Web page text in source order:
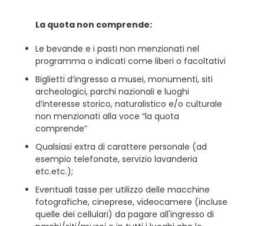
La quota non comprende:
Le bevande e i pasti non menzionati nel
programma o indicati come liberi o facoltativi
Biglietti d’ingresso a musei, monumenti, siti
archeologici, parchi nazionali e luoghi
d’interesse storico, naturalistico e/o culturale
non menzionati alla voce “la quota
comprende”
Qualsiasi extra di carattere personale (ad
esempio telefonate, servizio lavanderia
etc.etc.);
Eventuali tasse per utilizzo delle macchine
fotografiche, cineprese, videocamere (incluse
quelle dei cellulari) da pagare all'ingresso di